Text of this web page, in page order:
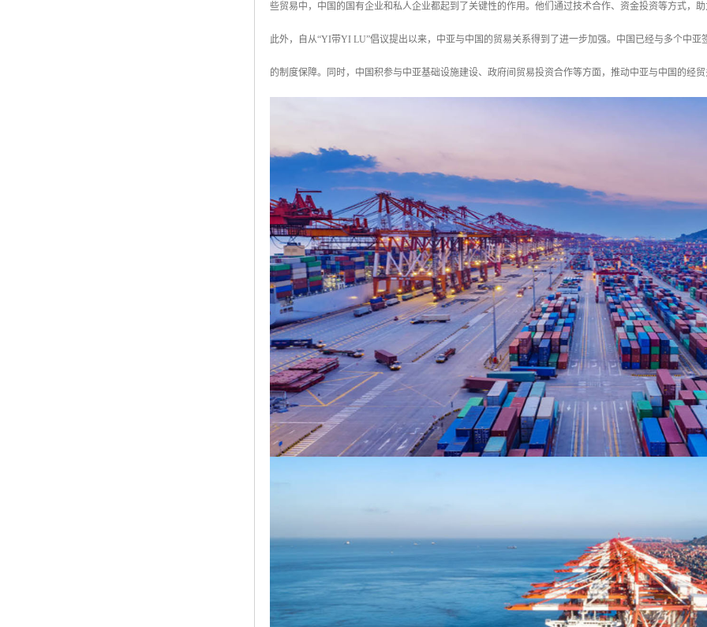
些贸易中，中国的国有企业和私人企业都起到了关键性的作用。他们通过技术合作、资金投资等方式，
此外，自从“YI带YI LU”倡议提出以来，中亚与中国的贸易关系得到了进一步加强。中国已经与多个中
的制度保障。同时，中国积参与中亚基础设施建设、政府间贸易投资合作等方面，推动中亚与中国的经贸